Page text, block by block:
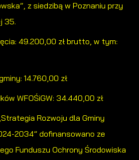
z siedzibą w Poznaniu przy
35.
49.200,00 zł brutto, w tym:
14.760,00 zł
WFOŚiGW: 34.440,00 zł
Rozwoju dla Gminy
2034” dofinansowano ze
Funduszu Ochrony Środowiska